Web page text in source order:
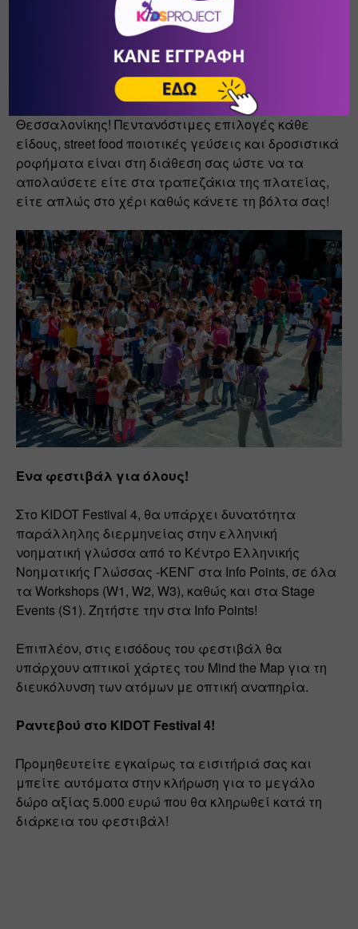
Food & Drink Corner
Επειδή το ατελείωτο παιχνίδι ανοίγει πάντα την
όρεξη, στην πλατεία του χωριού θα βρείτε τα πιο
αγαπημένα καταστήματα εστίασης της
Θεσσαλονίκης! Πεντανόστιμες επιλογές κάθε
είδους, street food ποιοτικές γεύσεις και δροσιστικά
ροφήματα είναι στη διάθεση σας ώστε να τα
απολαύσετε είτε στα τραπεζάκια της πλατείας,
είτε απλώς στο χέρι καθώς κάνετε τη βόλτα σας!
Ένα φεστιβάλ για όλους!
Στο KIDOT Festival 4, θα υπάρχει δυνατότητα
παράλληλης διερμηνείας στην ελληνική
νοηματική γλώσσα από το Κέντρο Ελληνικής
Νοηματικής Γλώσσας -ΚΕΝΓ στα Info Points, σε όλα
τα Workshops (W1, W2, W3), καθώς και στα Stage
Events (S1). Ζητήστε την στα Info Points!
Επιπλέον, στις εισόδους του φεστιβάλ θα
υπάρχουν απτικοί χάρτες του Mind the Map για τη
διευκόλυνση των ατόμων με οπτική αναπηρία.
Ραντεβού στο KIDOT Festival 4!
Προμηθευτείτε εγκαίρως τα εισιτήριά σας και
μπείτε αυτόματα στην κλήρωση για το μεγάλο
δώρο αξίας 5.000 ευρώ που θα κληρωθεί κατά τη
διάρκεια του φεστιβάλ!